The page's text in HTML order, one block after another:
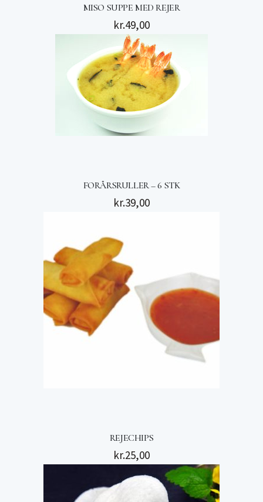
MISO SUPPE MED REJER
kr.49,00
FORÅRSRULLER – 6 STK
kr.39,00
REJECHIPS
kr.25,00